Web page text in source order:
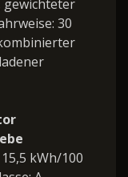
gewichteter
30
kWh/100